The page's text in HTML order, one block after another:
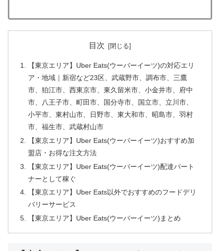
目次
【東京エリア】Uber Eats(ウーバーイーツ)の対応エリ
ア・地域｜新宿など23区、武蔵野市、調布市、三鷹
市、狛江市、西東京市、東久留米市、小金井市、府中
市、八王子市、町田市、国分寺市、国立市、立川市、
小平市、東村山市、日野市、東大和市、昭島市、羽村
市、福生市、武蔵村山市
【東京エリア】Uber Eats(ウーバーイーツ)おすすめ加
盟店・お得な注文方法
【東京エリア】Uber Eats(ウーバーイーツ)配達パート
ナーとして稼ぐ
【東京エリア】Uber Eats以外でおすすめのフードデリ
バリーサービス
【東京エリア】Uber Eats(ウーバーイーツ)まとめ